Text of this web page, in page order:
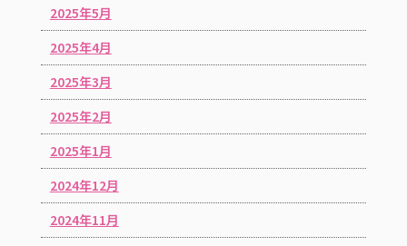
2025年5月
2025年4月
2025年3月
2025年2月
2025年1月
2024年12月
2024年11月